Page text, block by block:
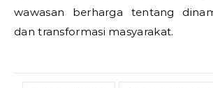
wawasan berharga tentang
dan transformasi masyarakat.